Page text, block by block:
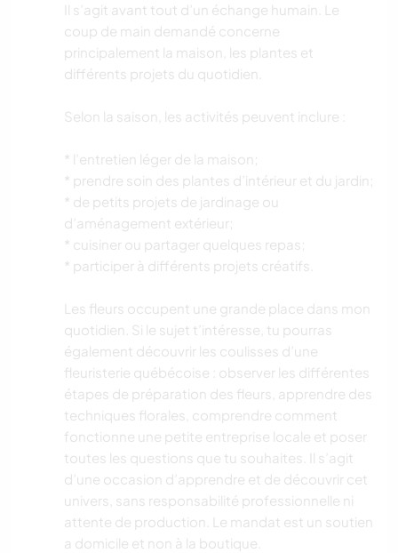
Il s’agit avant tout d’un échange humain. Le
coup de main demandé concerne
principalement la maison, les plantes et
différents projets du quotidien.
Selon la saison, les activités peuvent inclure :
* l’entretien léger de la maison;
* prendre soin des plantes d’intérieur et du jardin;
* de petits projets de jardinage ou
d’aménagement extérieur;
* cuisiner ou partager quelques repas;
* participer à différents projets créatifs.
Les fleurs occupent une grande place dans mon
quotidien. Si le sujet t’intéresse, tu pourras
également découvrir les coulisses d’une
fleuristerie québécoise : observer les différentes
étapes de préparation des fleurs, apprendre des
techniques florales, comprendre comment
fonctionne une petite entreprise locale et poser
toutes les questions que tu souhaites. Il s’agit
d’une occasion d’apprendre et de découvrir cet
univers, sans responsabilité professionnelle ni
attente de production. Le mandat est un soutien
a domicile et non à la boutique.